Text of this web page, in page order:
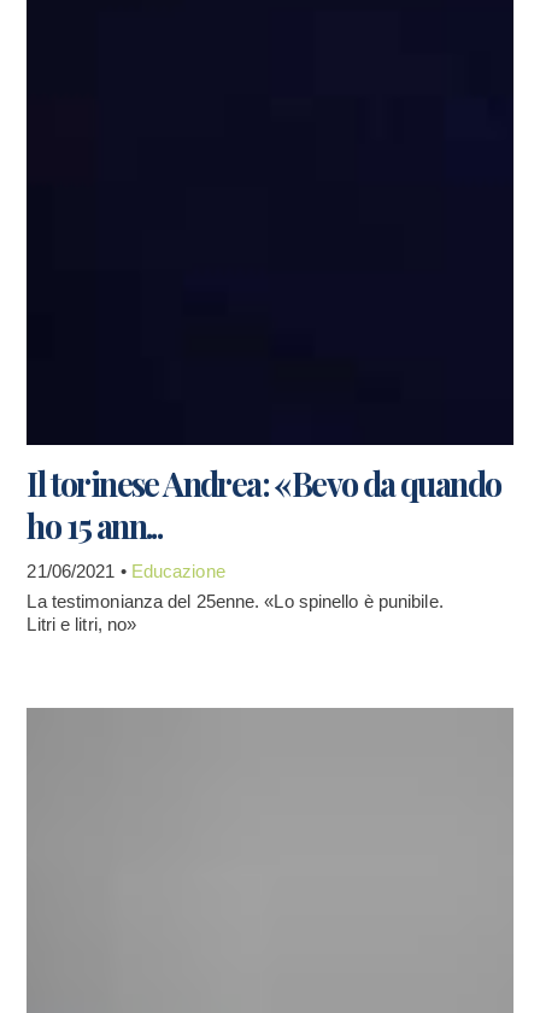
Il torinese Andrea: «Bevo da quando
ho 15 ann...
21/06/2021 • Educazione
La testimonianza del 25enne. «Lo spinello è punibile.
Litri e litri, no»